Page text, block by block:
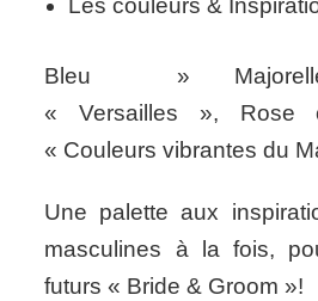
Les couleurs &
Bleu »
« Versailles », Rose
« Couleurs vibrantes du
Une palette aux
masculines à la fois,
futurs « Bride & Groom »!